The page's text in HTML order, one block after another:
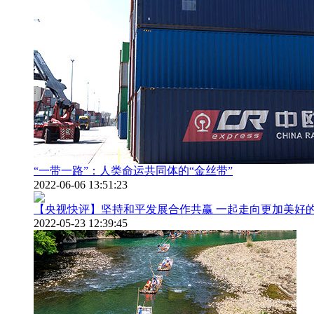
“一带一路”：人类命运共同体的“金丝带”
2022-06-06 13:51:23
【央视快评】坚持和平发展合作共赢 一起走向更加美好
2022-05-23 12:39:45